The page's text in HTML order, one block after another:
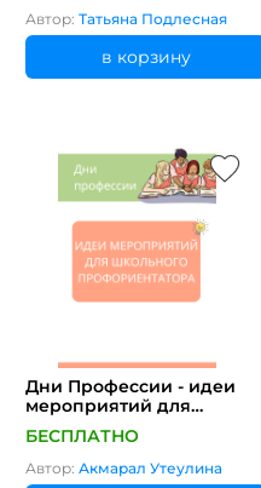
Автор: Татьяна Подлесная
в корзину
Дни Профессии - идеи
мероприятий для
профориентатора
БЕСПЛАТНО
Автор: Акмарал Утеулина